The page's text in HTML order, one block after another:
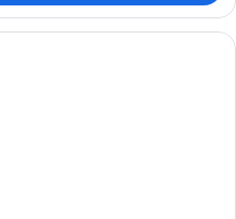
Un dormitorio con cama, mesita de